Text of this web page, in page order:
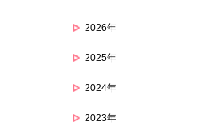
2026年
2025年
2024年
2023年